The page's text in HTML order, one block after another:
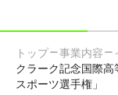
トップ 事業内容
クラーク記念国際
スポーツ選手権」